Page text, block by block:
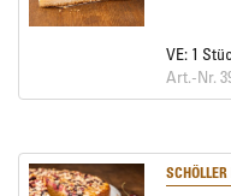
VE: 1
Art.-Nr.